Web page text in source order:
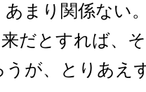
まり関係ない
だとすれば、
が、とりあえ